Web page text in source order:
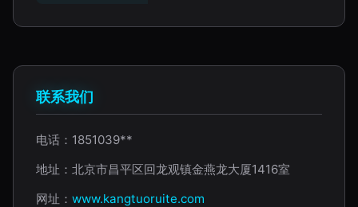
联系我们
电话：1851039**
地址：北京市昌平区回龙观镇金燕龙大厦1416室
网址： www.kangtuoruite.com